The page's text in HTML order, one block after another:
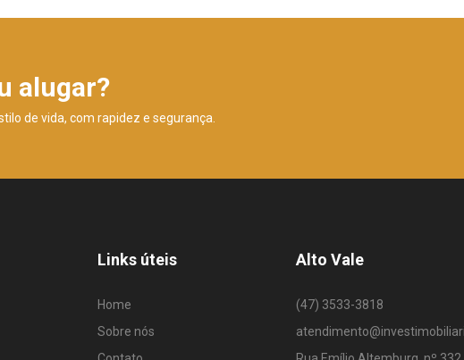
alugar?
de vida, com rapidez e segurança.
Links úteis
Home
Sobre nós
Alto Vale
(47) 3533-3818